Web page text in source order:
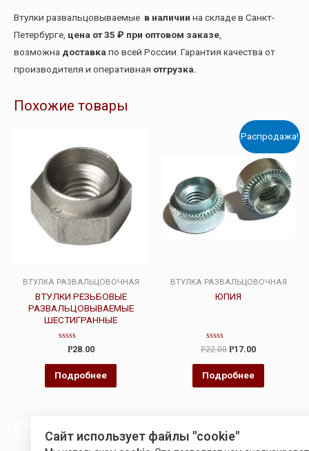
Втулки развальцовываемые в наличии на складе в Санкт-
Петербурге, цена от 35 ₽ при оптовом заказе
возможна доставка по всей России. Гарантия качества от
производителя и оперативная отгрузка.
Похожие товары
ВТУЛКА РАЗВАЛЬЦОВОЧНАЯ
ВТУЛКИ РЕЗЬБОВЫЕ
РАЗВАЛЬЦОВЫВАЕМЫЕ
ШЕСТИГРАННЫЕ
Оценка
из
5
Р28.00
Подробнее
Распродажа!
ВТУЛКА РАЗВАЛЬЦОВОЧНАЯ
ЮПИЯ
Оценка
0
из
5
Р22.00 Р17.00
Подробнее
Сайт использует файлы "cookie"